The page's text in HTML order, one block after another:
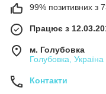
99% позитивних з
Працює з
м. Голубовка
Голубовка, Україна
Контакти